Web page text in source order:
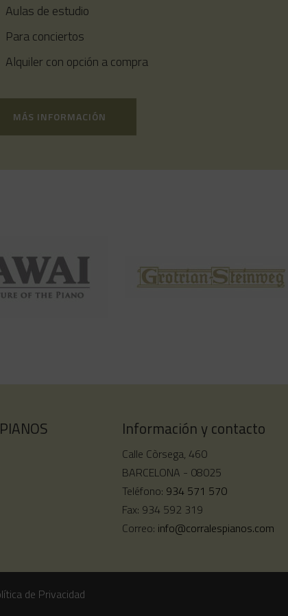
Aulas de estudio
Para conciertos
Alquiler con opción a compra
MÁS INFORMACIÓN
Información y contacto
Calle Còrsega, 460
BARCELONA - 08025
Teléfono: 934 571 570
Fax: 934 592 319
Correo: info@corralespianos.com
de Privacidad